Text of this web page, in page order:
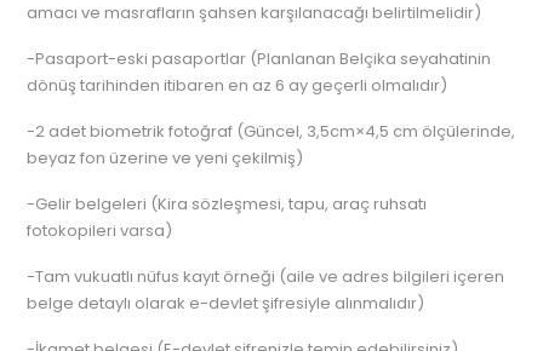
amacı ve masrafların şahsen karşılanacağı belirtilmelidir)
-Pasaport-eski pasaportlar (Planlanan Belçika seyahatinin
dönüş tarihinden itibaren en az 6 ay geçerli olmalıdır)
-2 adet biometrik fotoğraf (Güncel, 3,5cm×4,5 cm ölçülerinde,
beyaz fon üzerine ve yeni çekilmiş)
-Gelir belgeleri (Kira sözleşmesi, tapu, araç ruhsatı
fotokopileri varsa)
-Tam vukuatlı nüfus kayıt örneği (aile ve adres bilgileri içeren
belge detaylı olarak e-devlet şifresiyle alınmalıdır)